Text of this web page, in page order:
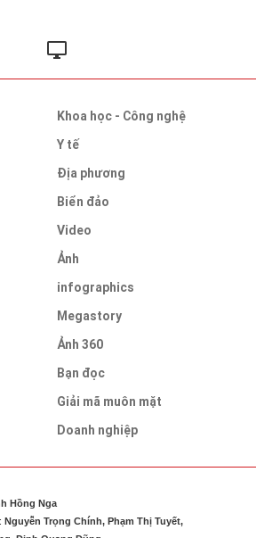
Khoa học - Công nghệ
Y tế
Địa phương
Biển đảo
Video
Ảnh
infographics
Megastory
Ảnh 360
Bạn đọc
Giải mã muôn mặt
Doanh nghiệp
Hồng Nga
Nguyễn Trọng Chính, Phạm Thị Tuyết,